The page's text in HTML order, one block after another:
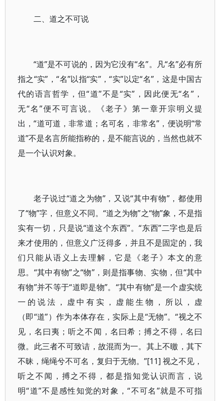
二、道之不可说
“道”是不可说的，因为它没有“名”。凡“名”必有所
指之“实”，“名”以指“实”，“实”以定“名”，这是中国古
代的语言哲学，但“道”不是“实”，因此便无“名”，
无“名”便不可言说。《老子》第一章开宗明义提
出，“道可道，非常道；名可名，非常名”，便说明“常
道”不是名言所能指称的，是不能言说的，当然也就不
是一个认识对象。
老子说过“道之为物”，又说“其中有物”，都使用
了“物”字，但意义不同。“道之为物”之“物”象，不是指
实有一切，只是说“道这个东西”。“东西”二字也是后
来才使用的，但意义广泛得多，并且不是固定的，我
们只能从语义上去理解，它是《老子》本文的意
思。“其中有物”之“物”，则是指事物、实物，但“其中
有物”并不等于“道即是物”。“其中有物”是一个虚实统
一的说法，虚中有实，虚能生物，所以，虚
（即“道”）作为本体存在，实际上是“无物”。“视之不
见，名曰夷；听之不闻，名曰希；搏之不得，名曰
微。此三者不可致诘，故混而为一。其上不曒，其下
不昧，绳绳兮不可名，复归于无物。”[11] 视之不见，
听之不闻，搏之不得，都是指知觉认识而言，说
明“道”不是感性知觉的对象，“不可名”就是不可指